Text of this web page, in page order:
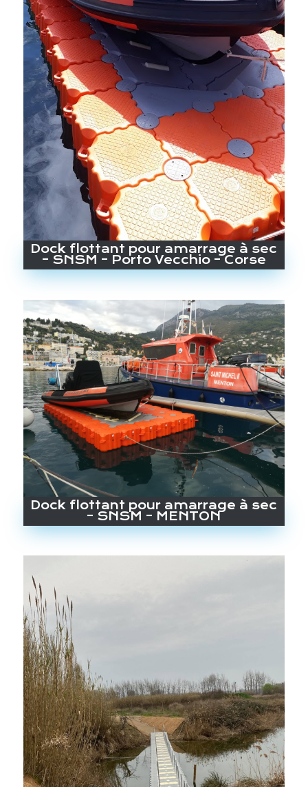
Dock flottant pour amarrage à sec
– SNSM – Porto Vecchio – Corse
Dock flottant pour amarrage à sec
– SNSM – MENTON